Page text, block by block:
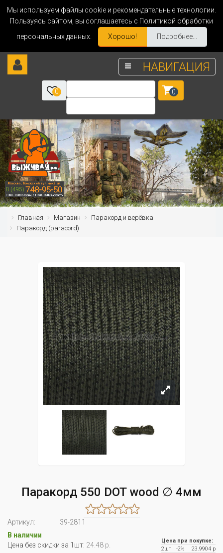
Мы используем файлы cookie и рекомендательные технологии.
Пользуясь сайтом, вы соглашаетесь с Политикой обработки
персональных данных.
Хорошо! Подробнее...
НАВИГАЦИЯ
0 0
Главная Магазин
Паракорд и верёвка
Паракорд (paracord)
Паракорд 550 DOT wood ∅ 4мм
Артикул:
39-2811
В наличии
Цена без скидки за 1шт: 24.48 р.
Цена при покупке:
2шт
-2%
23.9904 р